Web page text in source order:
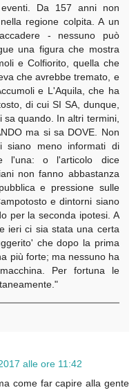
Da 157 anni non
regione colpita. A un
- nessuno può
una figura che mostra
e Colfiorito, quella che
che avrebbe tremato, e
e L'Aquila, che ha
di cui SI SA, dunque,
quando. In altri termini,
ma si sa DOVE. Non
siano meno informati di
l'una: o l'articolo dice
non fanno abbastanza
e pressione sulle
e dintorni siano
per la seconda ipotesi. A
ieri ci sia stata una certa
che dopo la prima
più forte; ma nessuno ha
Per fortuna le
alle ore 11:42
come far capire alla gente